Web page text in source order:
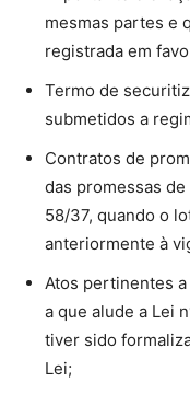
mesmas partes e
registrada em
Termo de
submetidos a
Contratos de
das promessas
58/37, quando o
anteriormente à
Atos pertinentes
a que alude a Lei
tiver sido
Lei;